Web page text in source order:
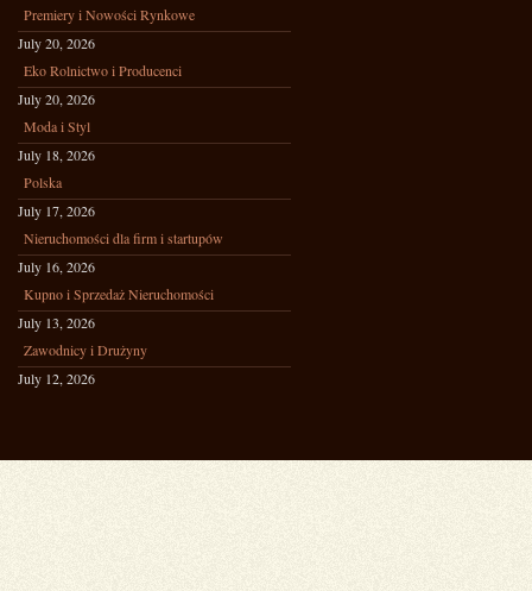
Premiery i Nowości Rynkowe
July 20, 2026
Eko Rolnictwo i Producenci
July 20, 2026
Moda i Styl
July 18, 2026
Polska
July 17, 2026
Nieruchomości dla firm i startupów
July 16, 2026
Kupno i Sprzedaż Nieruchomości
July 13, 2026
Zawodnicy i Drużyny
July 12, 2026